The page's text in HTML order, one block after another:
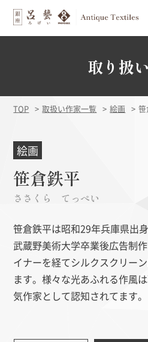
取り扱
TOP 取扱い作家一覧 絵画
絵画
笹倉鉄平
ささくら てっぺい
笹倉鉄平は昭和29年兵庫県出
武蔵野美術大学卒業後広告制
イナーを経てシルクスクリー
ます。様々な光あふれる作風
気作家として認知されてます。